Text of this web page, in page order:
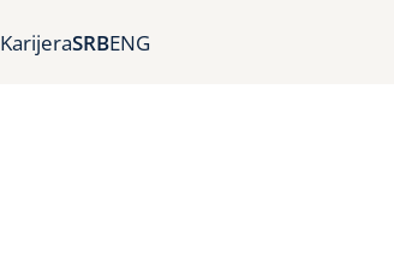
KarijeraSRBENG